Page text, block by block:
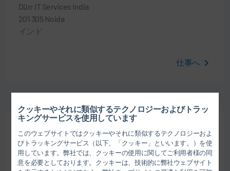
クッキーやそれに類似するテクノロジーおよびトラッ
キングサービスを使用しています
このウェブサイトではクッキーやそれに類似するテクノロジーおよ
びトラッキングサービス（以下、「クッキー」といいます。）を使
用しています。弊社では、クッキーの使用に関してご利用者様の同
意を必要としております。クッキーは、技術的に弊社ウェブサイト
Dürr IT Services India
201 305 Noida
インド
仕事へ
職業経験者
IT・ソフトウェア開発
IT Project Manager